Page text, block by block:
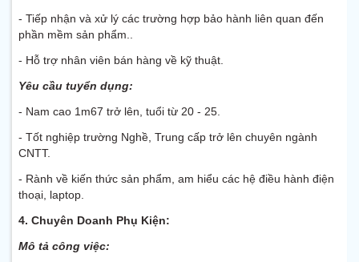
- Tiếp nhận và xử lý các trường hợp bảo hành liên quan đến
phần mềm sản phẩm..
- Hỗ trợ nhân viên bán hàng về kỹ thuật.
Yêu cầu tuyển dụng:
- Nam cao 1m67 trở lên, tuổi từ 20 - 25.
- Tốt nghiệp trường Nghề, Trung cấp trở lên chuyên ngành
CNTT.
- Rành về kiến thức sản phẩm, am hiểu các hệ điều hành điện
thoại, laptop.
4. Chuyên Doanh Phụ Kiện:
Mô tả công việc: